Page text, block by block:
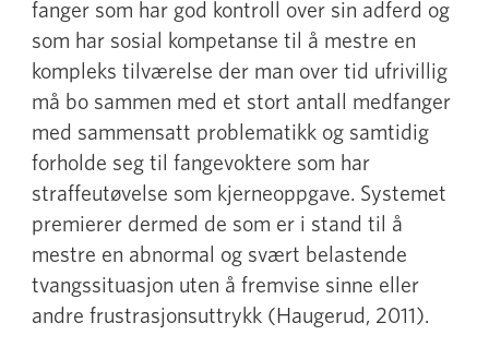
fanger som har god kontroll over sin adferd og
som har sosial kompetanse til å mestre en
kompleks tilværelse der man over tid ufrivillig
må bo sammen med et stort antall medfanger
med sammensatt problematikk og samtidig
forholde seg til fangevoktere som har
straffeutøvelse som kjerneoppgave. Systemet
premierer dermed de som er i stand til å
mestre en abnormal og svært belastende
tvangssituasjon uten å fremvise sinne eller
andre frustrasjonsuttrykk (Haugerud, 2011).